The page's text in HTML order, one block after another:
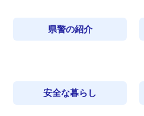
県警の紹介
安全な暮らし